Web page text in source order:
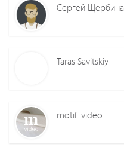
Сергей Щербина
Taras Savitskiy
motif. video